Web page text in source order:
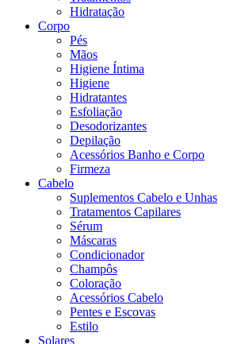
Hidratação
Corpo
Pés
Mãos
Higiene Íntima
Higiene
Hidratantes
Esfoliação
Desodorizantes
Depilação
Acessórios Banho e Corpo
Firmeza
Cabelo
Suplementos Cabelo e Unhas
Tratamentos Capilares
Sérum
Máscaras
Condicionador
Champôs
Coloração
Acessórios Cabelo
Pentes e Escovas
Estilo
Solares